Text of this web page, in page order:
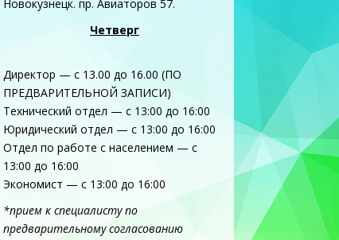
Новокузнецк. пр. Авиаторов 57.
Четверг
Директор — с 13.00 до 16.00 (ПО
ПРЕДВАРИТЕЛЬНОЙ ЗАПИСИ)
Технический отдел — с 13:00 до 16:00
Юридический отдел — с 13:00 до 16:00
Отдел по работе с населением — с
13:00 до 16:00
Экономист — с 13:00 до 16:00
*прием к специалисту по
предварительному согласованию